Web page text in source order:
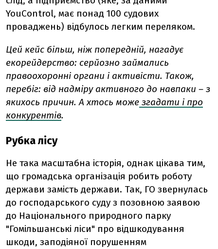
YouControl, має понад 100 судових
проваджень) відбулось легким переляком.
Цей кейс більш, ніж попередній, нагадує
екорейдерство: серйозно займались
правоохоронні органи і активісти. Також,
перебіг: від надміру активного до навпаки – з
якихось причин. А хтось може згадати і про
конкурентів.
Рубка лісу
Не така масштабна історія, однак цікава тим,
що громадська організація робить роботу
держави замість держави. Так, ГО звернулась
до господарського суду з позовною заявою
до Національного природного парку
"Гомільшанські ліси" про відшкодування
шкоди, заподіяної порушенням